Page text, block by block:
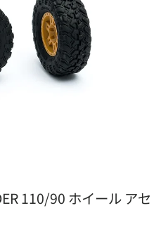
110/90 ホイール アセ